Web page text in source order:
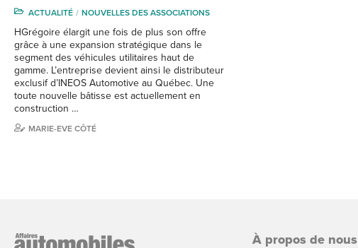
ACTUALITÉ NOUVELLES DES ASSOCIATIONS
HGrégoire élargit une fois de plus son offre
grâce à une expansion stratégique dans le
segment des véhicules utilitaires haut de
gamme. L’entreprise devient ainsi le distributeur
exclusif d’INEOS Automotive au Québec. Une
toute nouvelle bâtisse est actuellement en
construction …
MARIE-EVE CÔTÉ
À propos de nous